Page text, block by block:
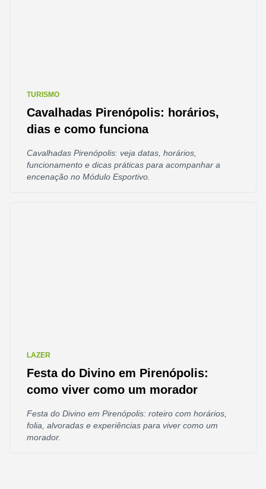
TURISMO
Cavalhadas Pirenópolis: horários,
dias e como funciona
Cavalhadas Pirenópolis: veja datas, horários,
funcionamento e dicas práticas para acompanhar a
encenação no Módulo Esportivo.
LAZER
Festa do Divino em Pirenópolis:
como viver como um morador
Festa do Divino em Pirenópolis: roteiro com horários,
folia, alvoradas e experiências para viver como um
morador.